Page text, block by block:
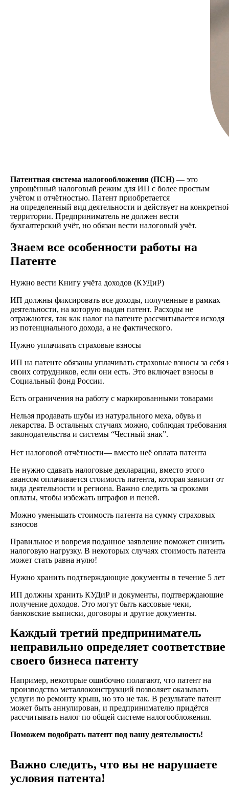
Патентная система налогообложения (ПСН) — это
упрощённый налоговый режим для ИП с более простым
учётом и отчётностью. Патент приобретается
на определенный вид деятельности и действует на
территории. Предприниматель не должен вести
бухгалтерский учёт, но обязан вести налоговый учёт.
Знаем все особенности работы на
Патенте
Нужно вести Книгу учёта доходов (КУДиР)
ИП должны фиксировать все доходы, полученные в рамках
деятельности, на которую выдан патент. Расходы не
отражаются, так как налог на патенте рассчитывается исходя
из потенциального дохода, а не фактического.
Нужно уплачивать страховые взносы
ИП на патенте обязаны уплачивать страховые взносы за себя
своих сотрудников, если они есть. Это включает взносы в
Социальный фонд России.
Есть ограничения на работу с маркированными товарами
Нельзя продавать шубы из натурального меха, обувь и
лекарства. В остальных случаях можно, соблюдая требования
законодательства и системы “Честный знак”.
Нет налоговой отчётности— вместо неё оплата патента
Не нужно сдавать налоговые декларации, вместо этого
авансом оплачивается стоимость патента, которая зависит от
вида деятельности и региона. Важно следить за сроками
оплаты, чтобы избежать штрафов и пеней.
Можно уменьшать стоимость патента на сумму страховых
взносов
Правильное и вовремя поданное заявление поможет снизить
налоговую нагрузку. В некоторых случаях стоимость патента
может стать равна нулю!
Нужно хранить подтверждающие документы в течение 5 лет
ИП должны хранить КУДиР и документы, подтверждающие
получение доходов. Это могут быть кассовые чеки,
банковские выписки, договоры и другие документы.
Каждый третий предприниматель
неправильно определяет соответствие
своего бизнеса патенту
Например, некоторые ошибочно полагают, что патент на
производство металлоконструкций позволяет оказывать
услуги по ремонту крыш, но это не так. В результате патент
может быть аннулирован, и предпринимателю придётся
рассчитывать налог по общей системе налогообложения.
Поможем подобрать патент под вашу деятельность!
Важно следить, что вы не нарушаете
условия патента!